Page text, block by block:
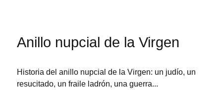
Anillo nupcial de la Virgen
Historia del anillo nupcial de la Virgen: un judío, un
resucitado, un fraile ladrón, una guerra...